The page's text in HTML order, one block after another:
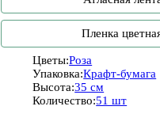
Пленка
Цветы:Роза
Упаковка:Крафт-бумага
Высота:35 см
Количество:51 шт